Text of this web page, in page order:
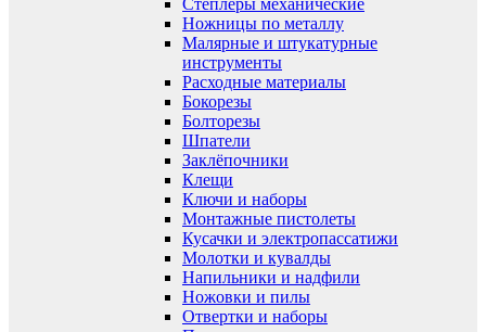
Степлеры механические
Ножницы по металлу
Малярные и штукатурные
инструменты
Расходные материалы
Бокорезы
Болторезы
Шпатели
Заклёпочники
Клещи
Ключи и наборы
Монтажные пистолеты
Кусачки и электропассатижи
Молотки и кувалды
Напильники и надфили
Ножовки и пилы
Отвертки и наборы